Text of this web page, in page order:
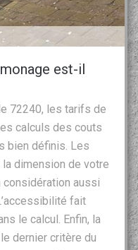
est-il
72240, les tarifs de
calculs des couts
bien définis. Les
dimension de votre
aussi
fait
le calcul. Enfin, la
dernier critère du